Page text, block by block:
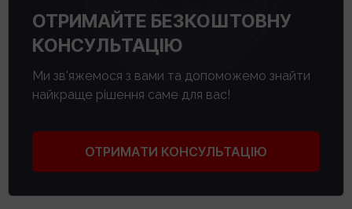
ОТРИМАЙТЕ БЕЗКОШТОВНУ
КОНСУЛЬТАЦІЮ
Ми зв'яжемося з вами та допоможемо знайти
найкраще рішення саме для вас!
ОТРИМАТИ КОНСУЛЬТАЦІЮ